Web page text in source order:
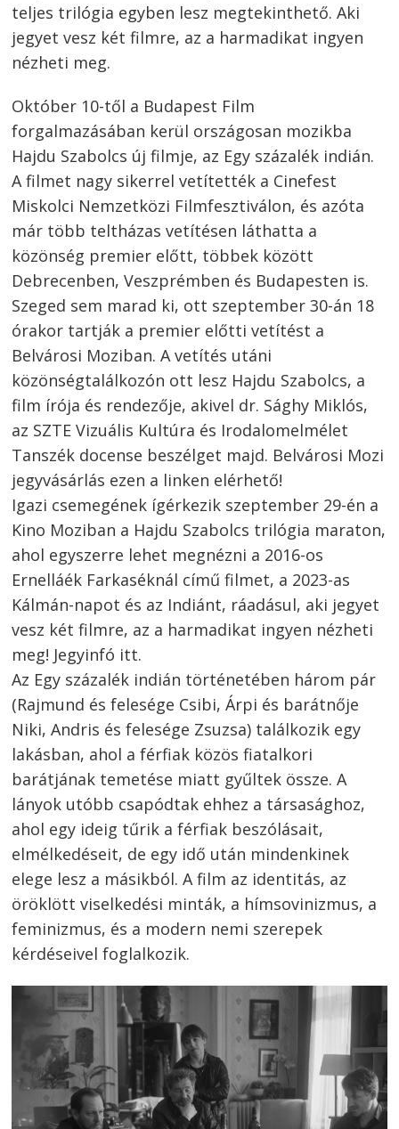
teljes trilógia egyben lesz megtekinthető. Aki
jegyet vesz két filmre, az a harmadikat ingyen
nézheti meg.
Október 10-től a Budapest Film
forgalmazásában kerül országosan mozikba
Hajdu Szabolcs új filmje, az Egy százalék indián.
A filmet nagy sikerrel vetítették a Cinefest
Miskolci Nemzetközi Filmfesztiválon, és azóta
már több teltházas vetítésen láthatta a
közönség premier előtt, többek között
Debrecenben, Veszprémben és Budapesten is.
Szeged sem marad ki, ott szeptember 30-án 18
órakor tartják a premier előtti vetítést a
Belvárosi Moziban. A vetítés utáni
közönségtalálkozón ott lesz Hajdu Szabolcs, a
film írója és rendezője, akivel dr. Sághy Miklós,
az SZTE Vizuális Kultúra és Irodalomelmélet
Tanszék docense beszélget majd. Belvárosi Mozi
jegyvásárlás ezen a linken elérhető!
Igazi csemegének ígérkezik szeptember 29-én a
Kino Moziban a Hajdu Szabolcs trilógia maraton,
ahol egyszerre lehet megnézni a 2016-os
Ernelláék Farkaséknál című filmet, a 2023-as
Kálmán-napot és az Indiánt, ráadásul, aki jegyet
vesz két filmre, az a harmadikat ingyen nézheti
meg! Jegyinfó itt.
Az Egy százalék indián történetében három pár
(Rajmund és felesége Csibi, Árpi és barátnője
Niki, Andris és felesége Zsuzsa) találkozik egy
lakásban, ahol a férfiak közös fiatalkori
barátjának temetése miatt gyűltek össze. A
lányok utóbb csapódtak ehhez a társasághoz,
ahol egy ideig tűrik a férfiak beszólásait,
elmélkedéseit, de egy idő után mindenkinek
elege lesz a másikból. A film az identitás, az
öröklött viselkedési minták, a hímsovinizmus, a
feminizmus, és a modern nemi szerepek
kérdéseivel foglalkozik.